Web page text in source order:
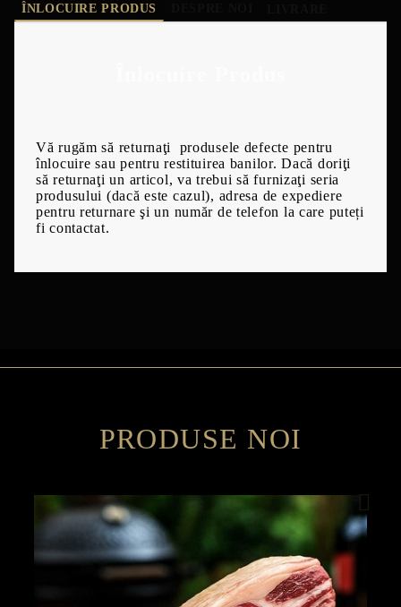
ÎNLOCUIRE PRODUS
Vă rugăm să returnaţi produsele defecte pentru
înlocuire sau pentru restituirea banilor. Dacă doriţi
să returnaţi un articol, va trebui să furnizaţi seria
produsului (dacă este cazul), adresa de expediere
pentru returnare şi un număr de telefon la care puteți
fi contactat.
PRODUSE NOI